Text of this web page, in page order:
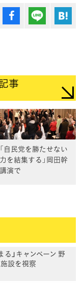
ポスト シェア Lineで送
事
「自民党を勝たせない
を結集する」岡田幹
演で
る」キャンペーン 野
設を視察